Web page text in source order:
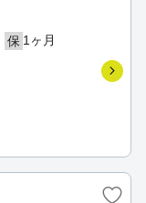
保 1ヶ月